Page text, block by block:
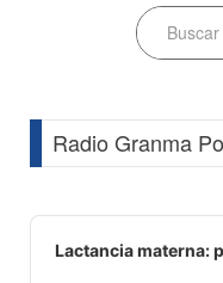
Radio Granma
Audio
Player
Lactancia materna: